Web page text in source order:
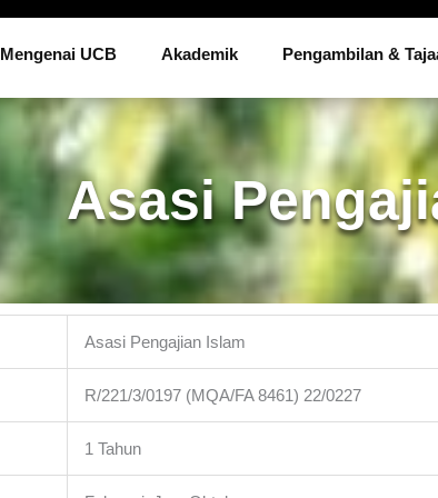
Mengenai UCB Akademik Pengambilan &
Asasi
Asasi Pengajian Islam
R/221/3/0197 (MQA/FA 8461) 22/0227
1 Tahun